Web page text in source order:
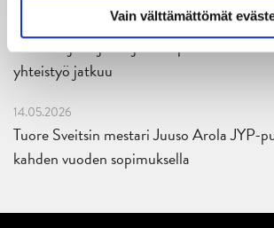
Vain välttämättömät
Jaatinen ja Liljamo jatkosopimuksiin –
yhteistyö jatkuu
14.05.2026
Tuore Sveitsin mestari Juuso Arola JYP-
kahden vuoden sopimuksella